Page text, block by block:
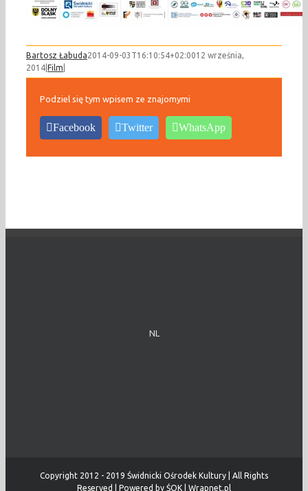
Bartosz Łabuda2014-09-03T16:10:54+02:0012 września,
2014 Film
Podziel się tym wpisem ze znajomymi
Facebook Twitter WhatsApp
NL
Copyright 2012 - 2019 Świdnicki Ośrodek Kultury | All Rights
Reserved | Powered by ŚOK Wrapnet.pl